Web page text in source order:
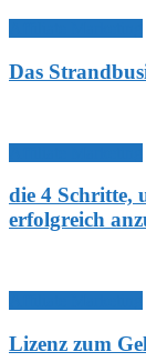
Das
die 4 Schritte,
erfolgreich
Lizenz zum